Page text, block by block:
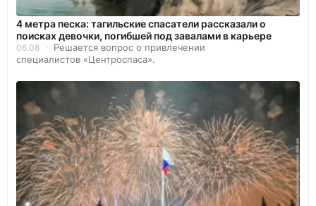
4 метра песка: тагильские спасатели рассказали о
поисках девочки, погибшей под завалами в карьере
06.08
Решается вопрос о привлечении
специалистов «Центроспаса».